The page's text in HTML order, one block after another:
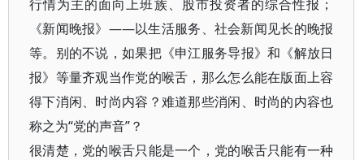
行情为主的面向上班族、股市投资者的综合性报；
《新闻晚报》——以生活服务、社会新闻见长的晚报
等。别的不说，如果把《申江服务导报》和《解放日
报》等量齐观当作党的喉舌，那么怎么能在版面上容
得下消闲、时尚内容？难道那些消闲、时尚的内容也
称之为“党的声音”？
很清楚，党的喉舌只能是一个，党的喉舌只能有一种